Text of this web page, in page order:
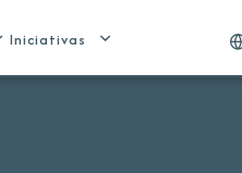
Iniciativas